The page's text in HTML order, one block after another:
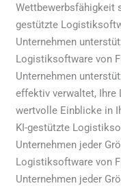
Wettbewerbsfähigkeit
gestützte
Unternehmen
Logistiksoftware von
Unternehmen
effektiv verwaltet, Ihre
wertvolle Einblicke in
KI-gestützte
Unternehmen jeder
Logistiksoftware von
Unternehmen jeder